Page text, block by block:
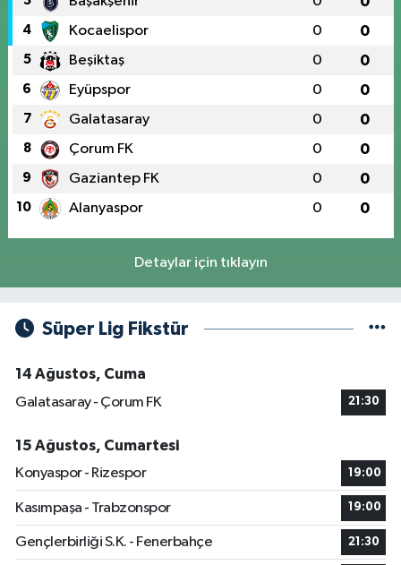
4 Kocaelispor 0 0
5 Beşiktaş 0 0
6 Eyüpspor 0 0
7 Galatasaray 0 0
8 Çorum FK 0 0
9 Gaziantep FK 0 0
10 Alanyaspor 0 0
Detaylar için tıklayın
Süper Lig Fikstür
14 Ağustos, Cuma
Galatasaray - Çorum FK
21:30
15 Ağustos, Cumartesi
Konyaspor - Rizespor
19:00
Kasımpaşa - Trabzonspor 19:00
Gençlerbirliği S.K. - Fenerbahçe 21:30